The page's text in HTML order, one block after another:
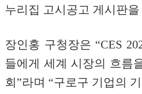
누리집 고시공고 게시판
장인홍 구청장은 “CES
들에게 세계 시장의 흐름
회”라며 “구로구 기업의